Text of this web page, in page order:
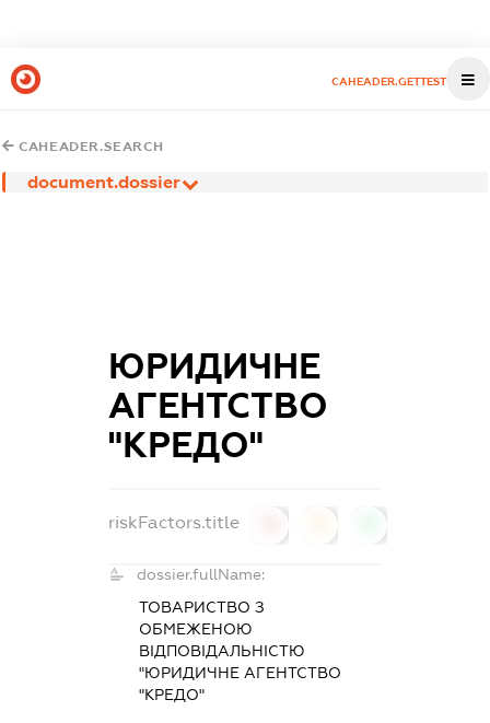
CAHEADER.GETTEST
CAHEADER.SEARCH
document.dossier
ЮРИДИЧНЕ
АГЕНТСТВО
"КРЕДО"
riskFactors.title
dossier.fullName:
ТОВАРИСТВО З
ОБМЕЖЕНОЮ
ВІДПОВІДАЛЬНІСТЮ
"ЮРИДИЧНЕ АГЕНТСТВО
"КРЕДО"